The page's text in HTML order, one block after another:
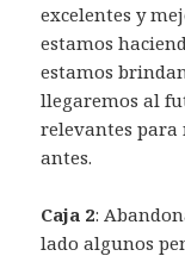
excelentes y
estamos
estamos
llegaremos al
relevantes para
antes.
Caja 2:
lado algunos